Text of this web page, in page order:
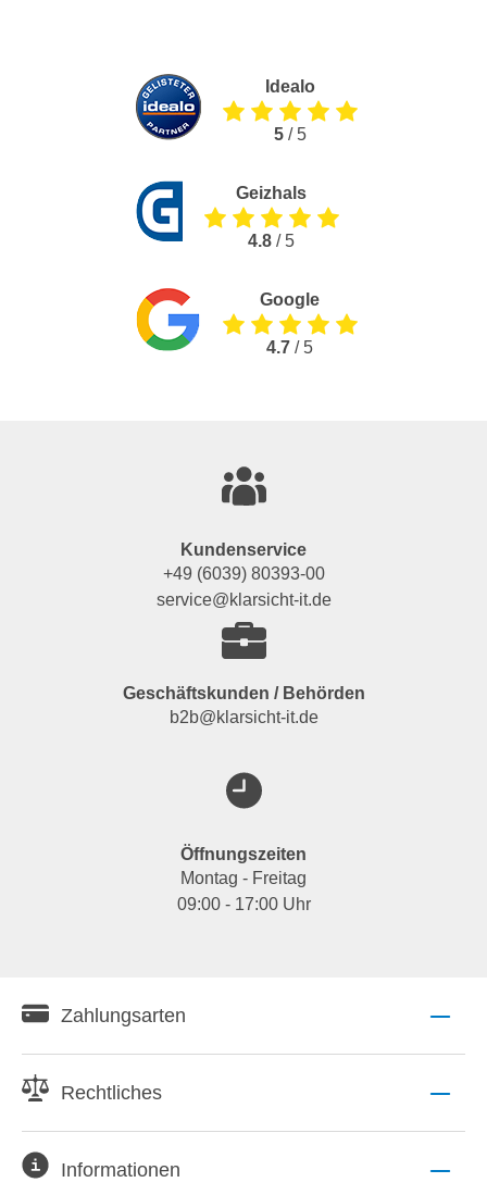
Idealo
5/ 5
Geizhals
4.8 / 5
Google
4.7 / 5
Kundenservice
+49 (6039) 80393-00
service@klarsicht-it.de
Geschäftskunden / Behörden
b2b@klarsicht-it.de
Öffnungszeiten
Montag - Freitag
09:00 - 17:00 Uhr
Zahlungsarten
Rechtliches
Informationen